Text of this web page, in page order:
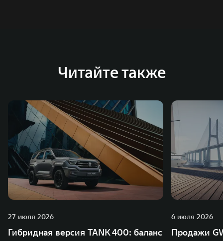
зарубежных – в России, Таиланде, Бразилии и Индии, а
Читайте также
27 июля 2026
Гибридная версия TANK 400: баланс
6 июля 2026
Продажи